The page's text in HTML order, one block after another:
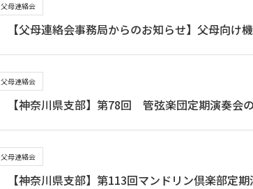
父母連絡会
【父母連絡会事務局からのお知らせ】父母向
父母連絡会
【神奈川県支部】第78回 管弦楽団定期演奏会
父母連絡会
【神奈川県支部】第113回マンドリン倶楽部定